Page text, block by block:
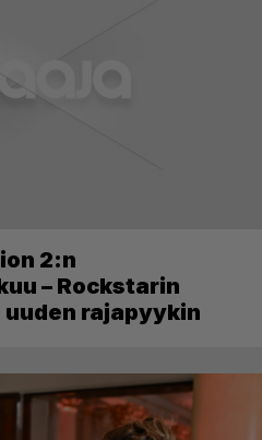
2:n
– Rockstarin
rajapyykin